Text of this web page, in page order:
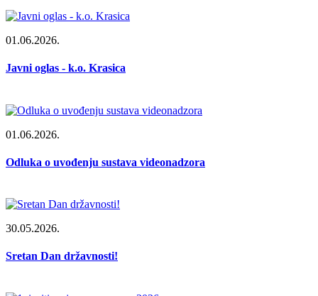
01.06.2026.
Javni oglas - k.o. Krasica
01.06.2026.
Odluka o uvođenju sustava videonadzora
30.05.2026.
Sretan Dan državnosti!